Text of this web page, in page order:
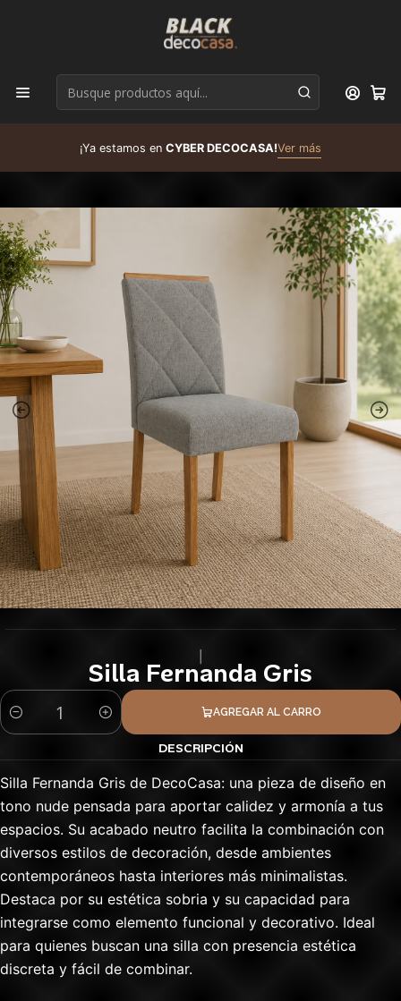
¡Ya estamos en CYBER DECOCASA!Ver más
Silla Fernanda Gris
Cantidad
AGREGAR AL CARRO
DESCRIPCIÓN
Silla Fernanda Gris de DecoCasa: una pieza de diseño en
tono nude pensada para aportar calidez y armonía a tus
espacios. Su acabado neutro facilita la combinación con
diversos estilos de decoración, desde ambientes
contemporáneos hasta interiores más minimalistas.
Destaca por su estética sobria y su capacidad para
integrarse como elemento funcional y decorativo. Ideal
para quienes buscan una silla con presencia estética
discreta y fácil de combinar.